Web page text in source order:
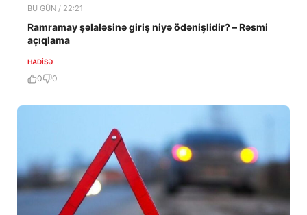
BU GÜN / 22:21
Ramramay şəlaləsinə giriş niyə ödənişlidir? – Rəsmi
açıqlama
HADISƏ
0 0